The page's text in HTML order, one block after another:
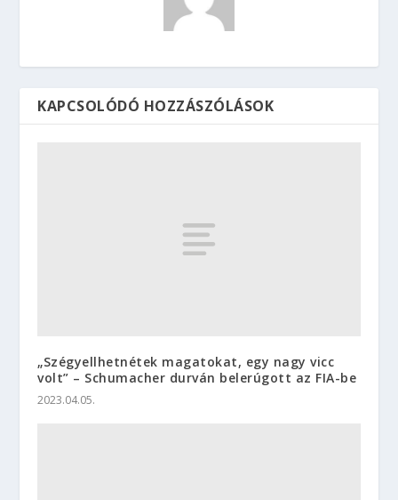
KAPCSOLÓDÓ HOZZÁSZÓLÁSOK
„Szégyellhetnétek magatokat, egy nagy vicc
volt” – Schumacher durván belerúgott az FIA-be
2023.04.05.